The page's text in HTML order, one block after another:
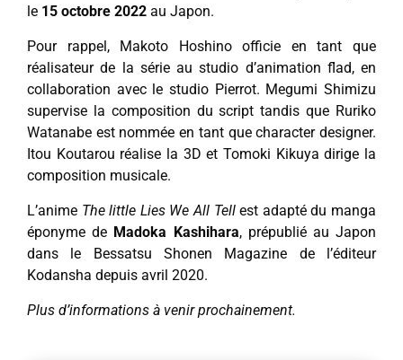
le 15 octobre 2022 au Japon.
Pour rappel, Makoto Hoshino officie en tant que
réalisateur de la série au studio d’animation flad, en
collaboration avec le studio Pierrot. Megumi Shimizu
supervise la composition du script tandis que Ruriko
Watanabe est nommée en tant que character designer.
Itou Koutarou réalise la 3D et Tomoki Kikuya dirige la
composition musicale.
L’anime The little Lies We All Tellest adapté du manga
éponyme de Madoka Kashihara, prépublié au Japon
dans le Bessatsu Shonen Magazine de l’éditeur
Kodansha depuis avril 2020.
Plus d’informations à venir prochainement.